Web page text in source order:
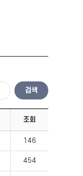
검색
조회
146
454